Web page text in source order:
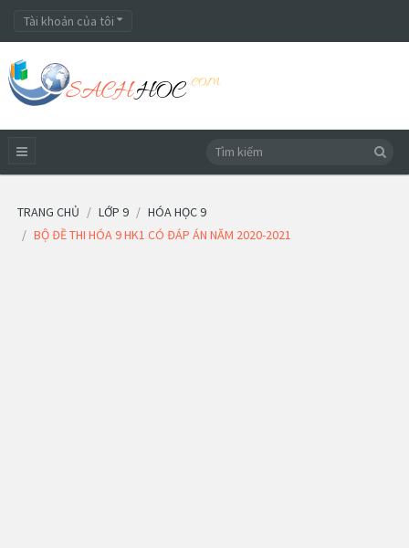
Tài khoản của tôi
TRANG CHỦ LỚP 9
HÓA HỌC 9
BỘ ĐỀ THI HÓA 9 HK1 CÓ ĐÁP ÁN NĂM 2020-2021